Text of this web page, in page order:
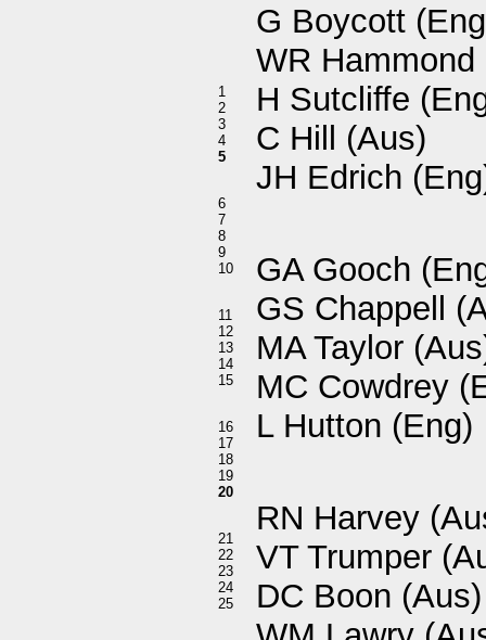
1
2
3
4
5
6
7
8
9
10
11
12
13
14
15
16
17
18
19
20
21
22
23
24
25
G Boycott
WR Hammond
H Sutcliffe
C Hill (Aus)
JH Edrich
GA Gooch
GS Chappell
MA Taylor
MC Cowdrey
L Hutton (Eng)
RN Harvey
VT Trumper
DC Boon (Aus)